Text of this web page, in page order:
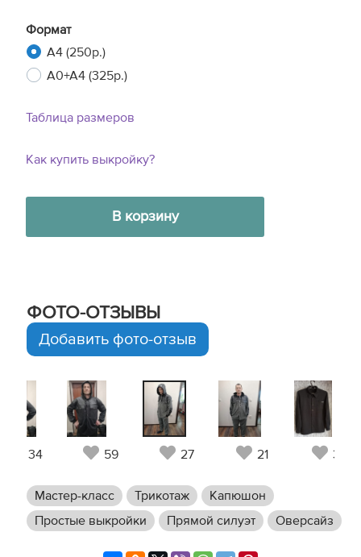
Формат
A4 (250р.)
A0+A4 (325р.)
Таблица размеров
Как купить выкройку?
В корзину
ФОТО-ОТЗЫВЫ
Добавить фото-отзыв
34 59 27 21 31
Мастер-класс Трикотаж
Капюшон
Простые выкройки
Прямой силуэт Оверсайз